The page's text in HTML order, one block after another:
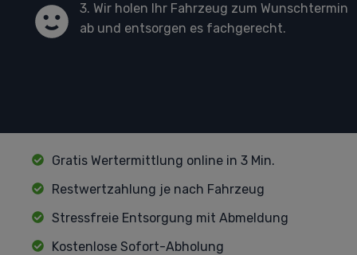
3. Wir holen Ihr Fahrzeug zum Wunschtermin
ab und entsorgen es fachgerecht.
Gratis Wertermittlung online in 3 Min.
Restwertzahlung je nach Fahrzeug
Stressfreie Entsorgung mit Abmeldung
Kostenlose Sofort-Abholung